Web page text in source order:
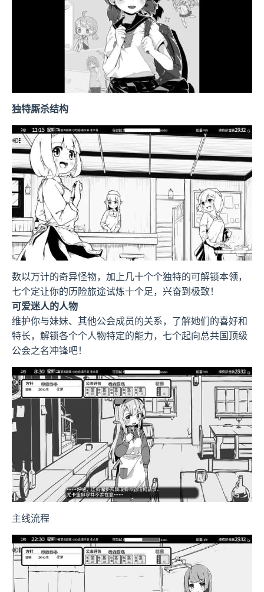
独特厮杀结构
数以万计的奇异怪物，加上几十个个独特的可解锁本领，
七个定让你的历险旅途试炼十个足，兴奋到极致！
可爱迷人的人物
维护你与妹妹、其他公会成员的关系，了解她们的喜好和
特长，解锁各个个人物特定的能力，七个起向总共国顶级
公会之名冲锋吧！
主线流程